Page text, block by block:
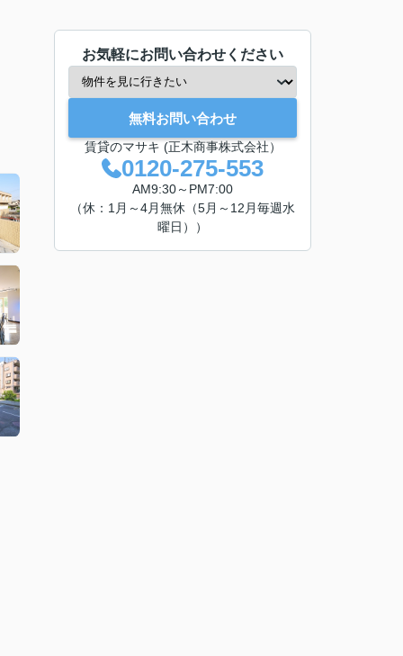
お気軽にお問い合わせください
無料お問い合わせ
賃貸のマサキ (正木商事株式会社）
0120-275-553
AM9:30～PM7:00
（休：1月～4月無休（5月～12月毎週水
曜日））